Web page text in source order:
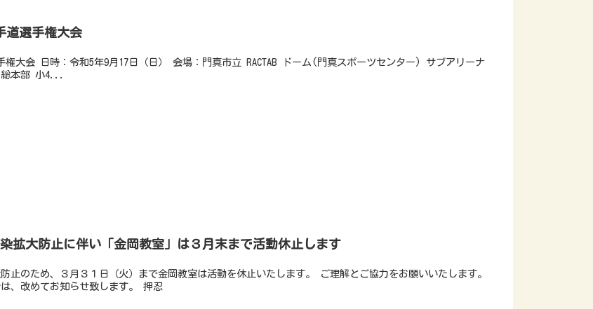
道選手権大会
権大会 日時：令和5年9月17日（日） 会場：門真市立 RACTAB ドーム(門真スポーツセンター) サブアリーナ
本部 小4...
拡大防止に伴い「金岡教室」は３月末まで活動休止します
止のため、３月３１日（火）まで金岡教室は活動を休止いたします。 ご理解とご協力をお願いいたします。
、改めてお知らせ致します。 押忍